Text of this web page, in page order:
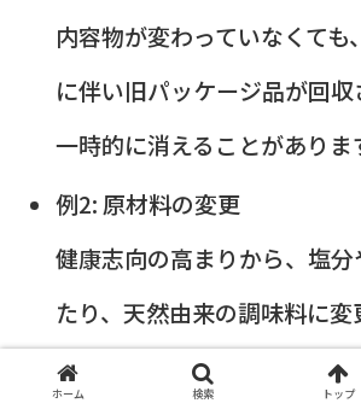
内容物が変わっていなくても
に伴い旧パッケージ品が回
一時的に消えることがありま
例2: 原材料の変更
健康志向の高まりから、塩
たり、天然由来の調味料に変
とで、微妙に味が変わります
ホーム 検索 トップ